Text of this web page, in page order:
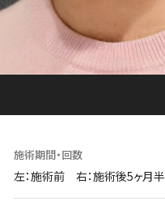
施術期間・回数
左：施術前 右：施術後5ヶ月半